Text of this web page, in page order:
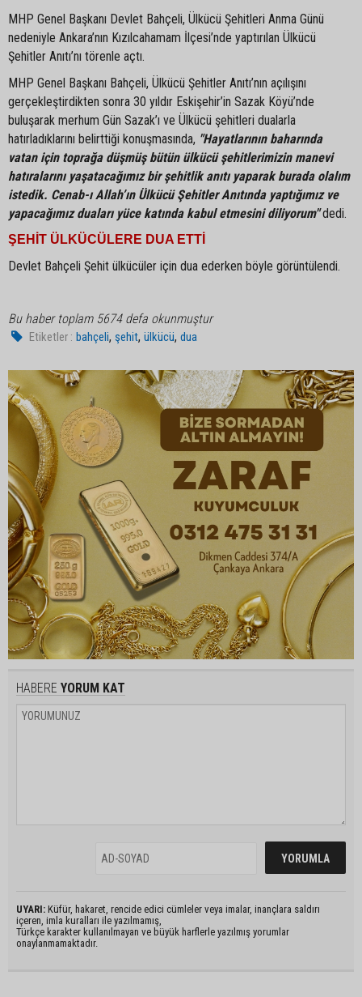
MHP Genel Başkanı Devlet Bahçeli, Ülkücü Şehitleri Anma Günü
nedeniyle Ankara’nın Kızılcahamam İlçesi’nde yaptırılan Ülkücü
Şehitler Anıtı’nı törenle açtı.
MHP Genel Başkanı Bahçeli, Ülkücü Şehitler Anıtı’nın açılışını
gerçekleştirdikten sonra 30 yıldır Eskişehir’in Sazak Köyü’nde
buluşarak merhum Gün Sazak’ı ve Ülkücü şehitleri dualarla
hatırladıklarını belirttiği konuşmasında, "Hayatlarının baharında
vatan için toprağa düşmüş bütün ülkücü şehitlerimizin manevi
hatıralarını yaşatacağımız bir şehitlik anıtı yaparak burada olalım
istedik. Cenab-ı Allah’ın Ülkücü Şehitler Anıtında yaptığımız ve
yapacağımız duaları yüce katında kabul etmesini diliyorum"dedi.
ŞEHİT ÜLKÜCÜLERE DUA ETTİ
Devlet Bahçeli Şehit ülkücüler için dua ederken böyle görüntülendi.
Bu haber toplam 5674 defa okunmuştur
Etiketler : bahçeli, şehit,ülkücü,dua
HABERE YORUM KAT
UYARI: Küfür, hakaret, rencide edici cümleler veya imalar, inançlara saldırı
içeren, imla kuralları ile yazılmamış,
Türkçe karakter kullanılmayan ve büyük harflerle yazılmış yorumlar
onaylanmamaktadır.